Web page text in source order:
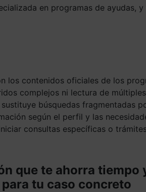
en programas de ayudas,
los contenidos oficiales de los
complejos ni lectura de
búsquedas fragmentadas
según el perfil y las
consultas específicas o
que te ahorra tiempo
tu caso concreto